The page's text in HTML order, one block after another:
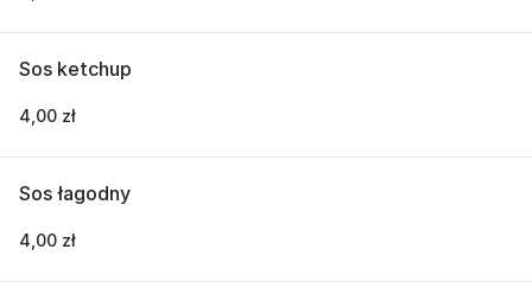
Sos ketchup
4,00 zł
Sos łagodny
4,00 zł